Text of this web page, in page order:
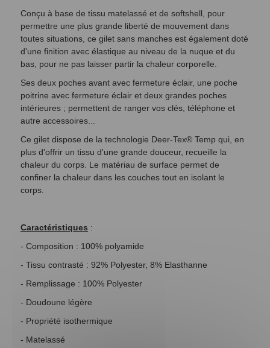
Conçu à base de tissu matelassé et de softshell, pour
permettre une plus grande liberté de mouvement dans
toutes situations, ce gilet sans manches est également doté
d'une finition avec élastique au niveau de la nuque et du
bas, pour ne pas laisser partir la chaleur corporelle.
Ses deux poches avant avec fermeture éclair, une poche
poitrine avec fermeture éclair et deux grandes poches
intérieures ; permettent de ranger vos clés, téléphone et
autre accessoires...
Ce gilet dispose de la technologie Deer-Tex® Temp qui, en
plus d'offrir un tissu d'une grande douceur, recueille la
chaleur du corps. Le matériau de surface permet de
confiner la chaleur dans les couches tout en isolant le
corps.
Caractéristiques :
- Composition : 100% polyamide
- Tissu contrasté : 92% Polyester, 8% Elasthanne
- Remplissage : 100% Polyester
- Doudoune légère
- Propriété isothermique
- Matelassé